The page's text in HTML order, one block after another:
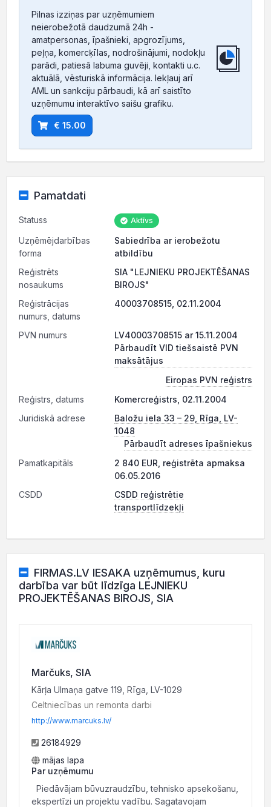
Pilnas izziņas par uzņēmumiem
neierobežotā daudzumā 24h -
amatpersonas, īpašnieki, apgrozījums,
peļņa, komercķīlas, nodrošinājumi, nodokļu
parādi, patiesā labuma guvēji, kontakti u.c.
aktuālā, vēsturiskā informācija. Iekļauj arī
AML un sankciju pārbaudi, kā arī saistīto
uzņēmumu interaktīvo saišu grafiku.
€ 15.00
Pamatdati
Statuss Aktīvs
Uzņēmējdarbības
forma
Sabiedrība ar ierobežotu
atbildību
Reģistrēts
nosaukums
SIA "LEJNIEKU PROJEKTĒŠANAS
BIROJS"
Reģistrācijas
numurs, datums
40003708515, 02.11.2004
PVN numurs
LV40003708515 ar 15.11.2004
Pārbaudīt VID tiešsaistē PVN
maksātājus
Eiropas PVN reģistrs
Reģistrs, datums
Komercreģistrs, 02.11.2004
Juridiskā adrese
Baložu iela 33 – 29, Rīga, LV-
1048
Pārbaudīt adreses īpašniekus
Pamatkapitāls
2 840 EUR, reģistrēta apmaksa
06.05.2016
CSDD
CSDD reģistrētie
transportlīdzekļi
FIRMAS.LV IESAKA uzņēmumus, kuru
darbība var būt līdzīga LEJNIEKU
PROJEKTĒŠANAS BIROJS, SIA
Marčuks, SIA
Kārļa Ulmaņa gatve 119, Rīga, LV-1029
Celtniecības un remonta darbi
http://www.marcuks.lv/
26184929
mājas lapa
Par uzņēmumu
Piedāvājam būvuzraudzību, tehnisko apsekošanu,
ekspertīzi un projektu vadību. Sagatavojam